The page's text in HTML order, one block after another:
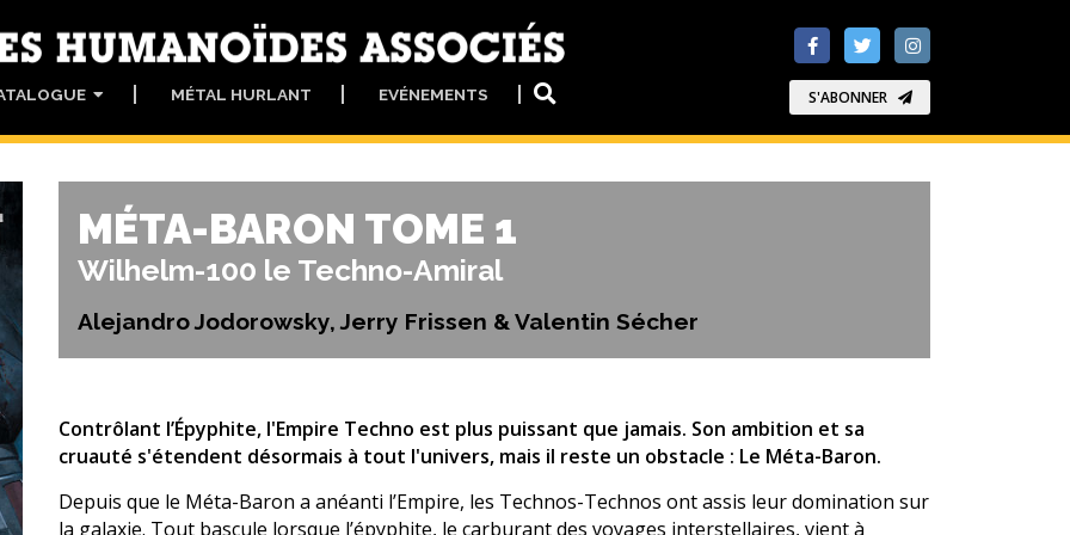
S'ABONNER
MÉTAL HURLANT EVÉNEMENTS
MÉTA-BARON TOME 1
Wilhelm-100 le Techno-Amiral
Alejandro Jodorowsky, Jerry Frissen & Valentin Sécher
Contrôlant l’Épyphite, l'Empire Techno est plus puissant que jamais. Son ambition et sa
cruauté s'étendent désormais à tout l'univers, mais il reste un obstacle : Le Méta-Baron.
Depuis que le Méta-Baron a anéanti l’Empire, les Technos-Technos ont assis leur domination sur
la galaxie. Tout bascule lorsque l’épyphite, le carburant des voyages interstellaires, vient à